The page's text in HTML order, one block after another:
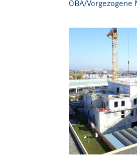
ÖBA/Vorgezogene